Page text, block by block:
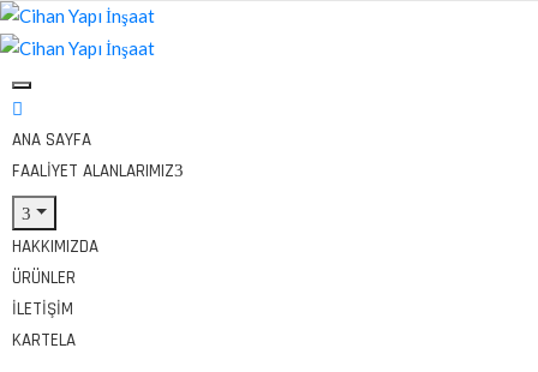
ANA SAYFA
FAALIYET ALANLARIMIZ
HAKKIMIZDA
ÜRÜNLER
İLETIŞIM
KARTELA